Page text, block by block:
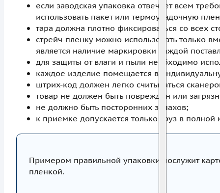
если заводская упаковка отвечает всем
использовать пакет или термоусадочную
тара должна плотно фиксироваться со всех
стрейч-пленку можно использовать только
является наличие маркировки каждой
для защиты от влаги и пыли необходимо
каждое изделие помещается в
штрих-код должен легко считываться
товар не должен быть поврежден или
не должно быть посторонних запахов;
к приемке допускается только груз в полной
Примером правильной упаковки послужит
пленкой.